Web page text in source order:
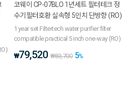
코웨이 CP-07BLO 1년세트 필터테크 정
수기필터호환 실속형 5인치 단방향 (RO)
1 year set Filtertech water purifier filter
compatible practical 5 inch one-way (RO)
₩79,520 ₩83,700 5%